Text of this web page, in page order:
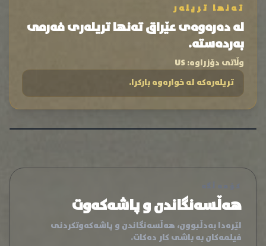
تەنها تریلەر
لە دەرەوەی عێراق تەنها تریلەری فەرمی
بەردەستە.
وڵاتی دۆزراوە:US
تریلەرەکە لە خوارەوە بارکرا.
هەڵسەنگاندن و پاشەکەوت
لێرەدا بەدڵبوون، هەڵسەنگاندن و پاشەکەوتکردنی
فیلمەکان بە باشی کار دەکات.